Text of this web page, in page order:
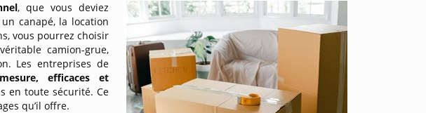
, que vous deviez
canapé, la location
vous pourrez choisir
camion-grue,
Les entreprises de
efficaces et
en toute sécurité. Ce
qu’il offre.